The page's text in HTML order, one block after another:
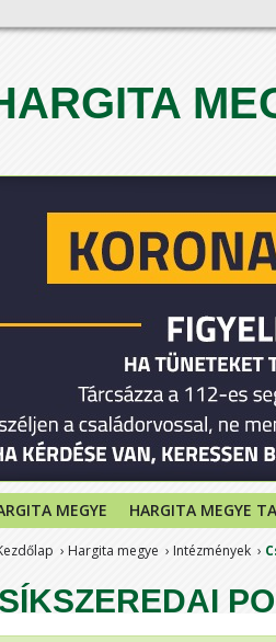
12
MEGYE HARGITA MEGYE
Hargita megye Intézmények